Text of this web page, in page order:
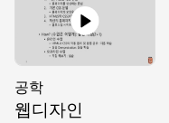
공학
웹디자인